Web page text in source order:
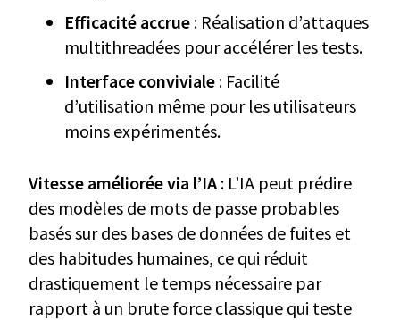
Efficacité accrue : Réalisation d’attaques
multithreadées pour accélérer les tests.
Interface conviviale : Facilité
d’utilisation même pour les utilisateurs
moins expérimentés.
Vitesse améliorée via l’IA : L’IA peut prédire
des modèles de mots de passe probables
basés sur des bases de données de fuites et
des habitudes humaines, ce qui réduit
drastiquement le temps nécessaire par
rapport à un brute force classique qui teste